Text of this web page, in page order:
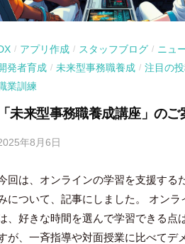
/ アプリ作成 / スタッフブログ / ニュ
発者育成 / 未来型事務職養成 / 注目の
業訓練
「未来型事務職養成講座」の
年8月6日
吉
田
豪
回は、オンラインの学習を支援する
について、記事にしました。 オンラ
、好きな時間を選んで学習できる点
が、一斉指導や対面授業に比べてデ